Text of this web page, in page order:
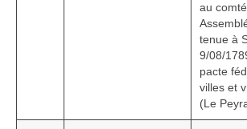
au
tenue à
9/08/
pacte
villes et
(Le